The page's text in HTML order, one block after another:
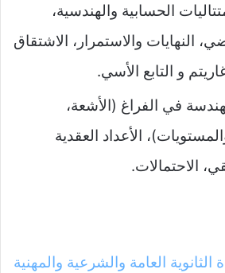
الحسابية والهندسية،
النهايات والاستمرار، الاشتقاق
و التابع الأسي.​
في الفراغ (الأشعة،
الأعداد العقدية
الاحتمالات.
العامة والشرعية والمهنية